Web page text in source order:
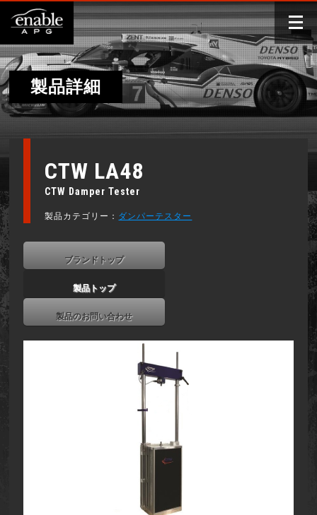
製品詳細
CTW LA48
CTW Damper Tester
製品カテゴリー： ダンパーテスター
ブランドトップ
製品トップ
製品のお問い合わせ